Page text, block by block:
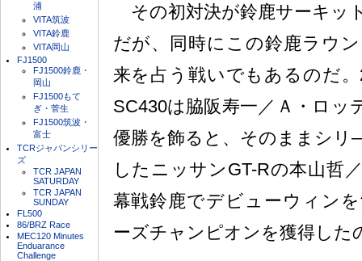
浦
VITA筑波
VITA鈴鹿
VITA岡山
FJ1500
FJ1500鈴鹿・
岡山
FJ1500もて
ぎ・菅生
FJ1500筑波・
富士
TCRジャパンシリー
ズ
TCR JAPAN
SATURDAY
TCR JAPAN
SUNDAY
FL500
86/BRZ Race
MEC120 Minutes
Enduarance
Challenge
その初対決が鈴鹿サーキッ
だが、同時にこの鈴鹿ラウ
来を占う戦いでもあるのだ
SC430は脇阪寿一／Ａ・ロッ
優勝を飾ると、そのままシリ
したニッサンGT-Rの本山哲
幕戦鈴鹿でデビューウィン
ーズチャンピオンを獲得した